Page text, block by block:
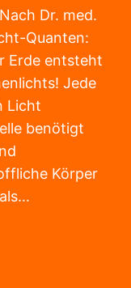
Dr. med.
Quanten:
Erde entsteht
Jede
Licht
benötigt
Körper